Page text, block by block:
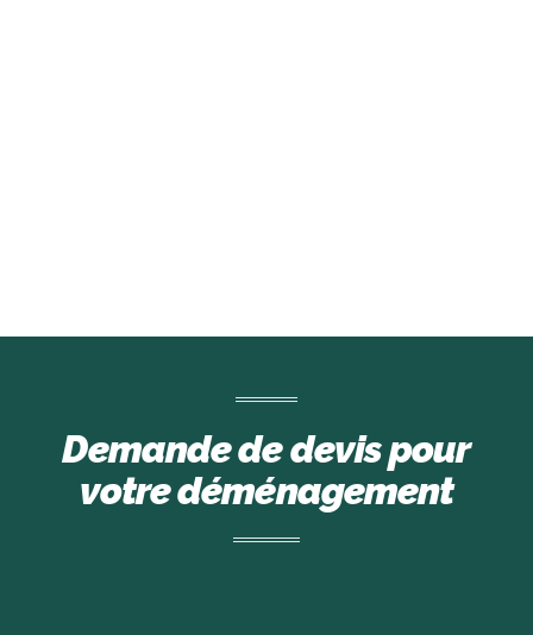
Demande de devis pour
votre déménagement